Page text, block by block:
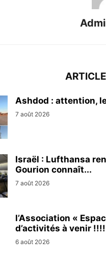
Ashdod : attention,
7 août 2026
Israël : Lufthansa
Gourion connaît...
7 août 2026
l’Association «
d’activités à venir !!!!
6 août 2026